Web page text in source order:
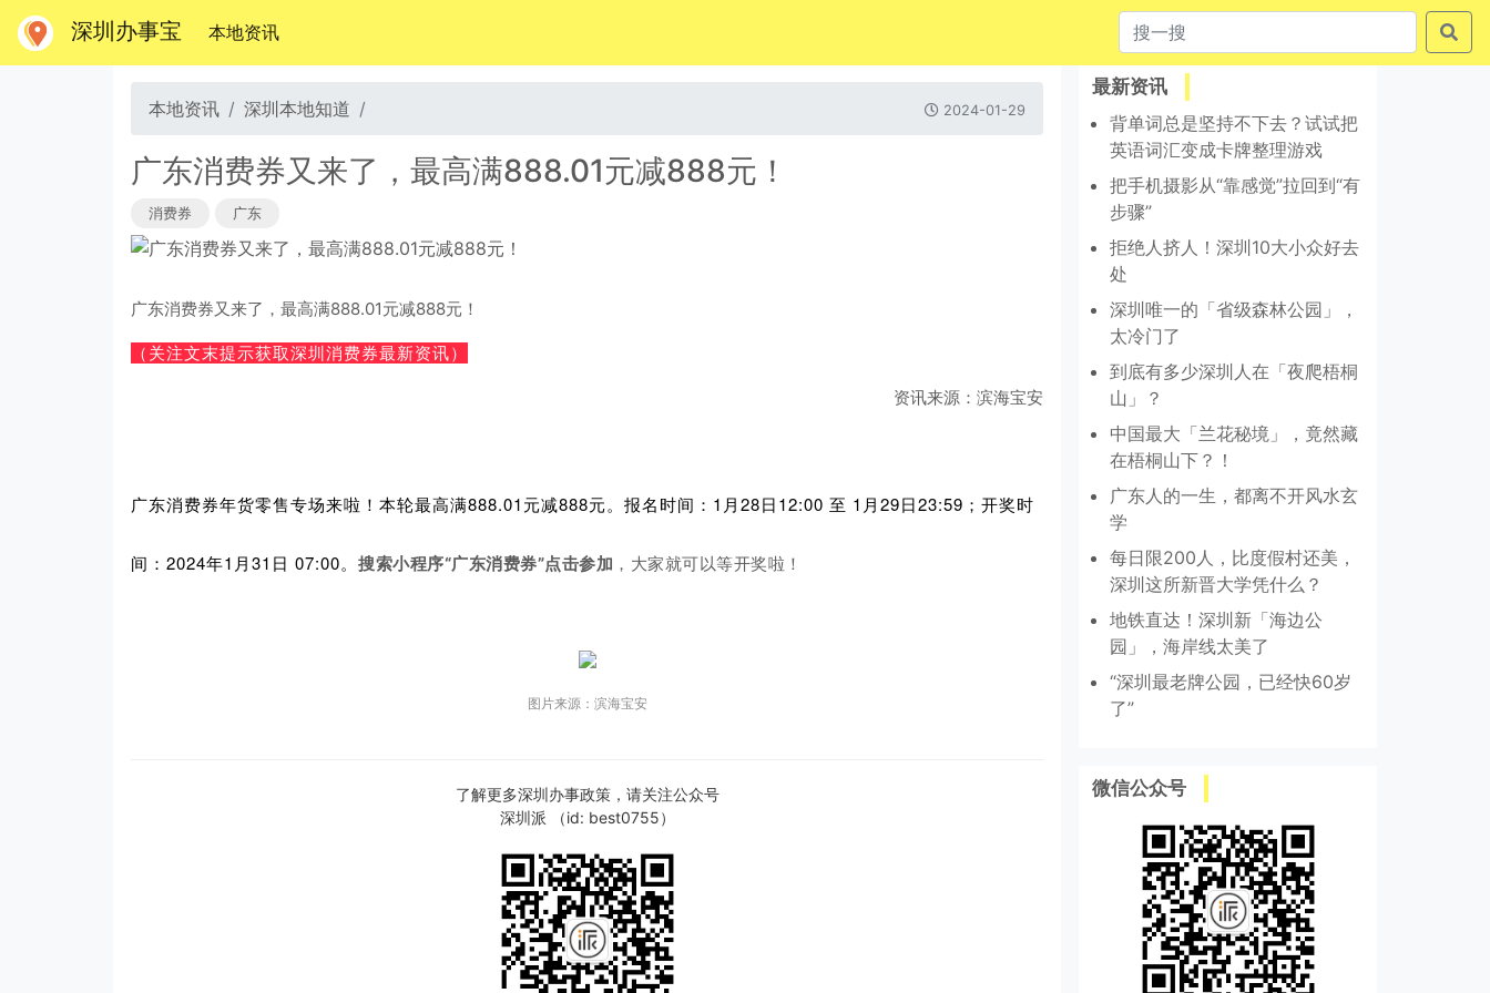
深圳办事宝 本地资讯(当前)
本地资讯 深圳本地知道 2024-01-29
广东消费券又来了，最高满888.01元减888元！
消费券 广东
广东消费券又来了，最高满888.01元减888元！
（关注文末提示获取深圳消费券最新资讯）
资讯来源：滨海宝安
广东消费券年货零售专场来啦！本轮最高满888.01元减888元。报名时间：1月28日12:00 至 1月29日23:59；开奖时
间：2024年1月31日 07:00。 搜索小程序“广东消费券”点击参加 ，大家就可以等开奖啦！
图片来源：滨海宝安
了解更多深圳办事政策，请关注公众号
深圳派 （id: best0755）
最新资讯
背单词总是坚持不下去？试试把
英语词汇变成卡牌整理游戏
把手机摄影从“靠感觉”拉回到“有
步骤”
拒绝人挤人！深圳10大小众好去
处
深圳唯一的「省级森林公园」，
太冷门了
到底有多少深圳人在「夜爬梧桐
山」？
中国最大「兰花秘境」，竟然藏
在梧桐山下？！
广东人的一生，都离不开风水玄
学
每日限200人，比度假村还美，
深圳这所新晋大学凭什么？
地铁直达！深圳新「海边公
园」，海岸线太美了
“深圳最老牌公园，已经快60岁
了”
微信公众号